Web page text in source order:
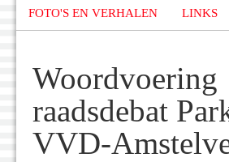
FOTO'S EN VERHALEN LINKS
Woordvoering
raadsdebat
VVD-